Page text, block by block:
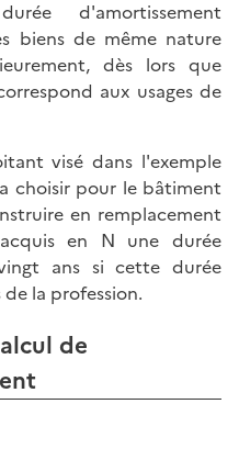
d'amortissement
biens de même nature
dès lors que
aux usages de
visé dans l'exemple
choisir pour le bâtiment
en remplacement
en N une durée
ans si cette durée
la profession.
de